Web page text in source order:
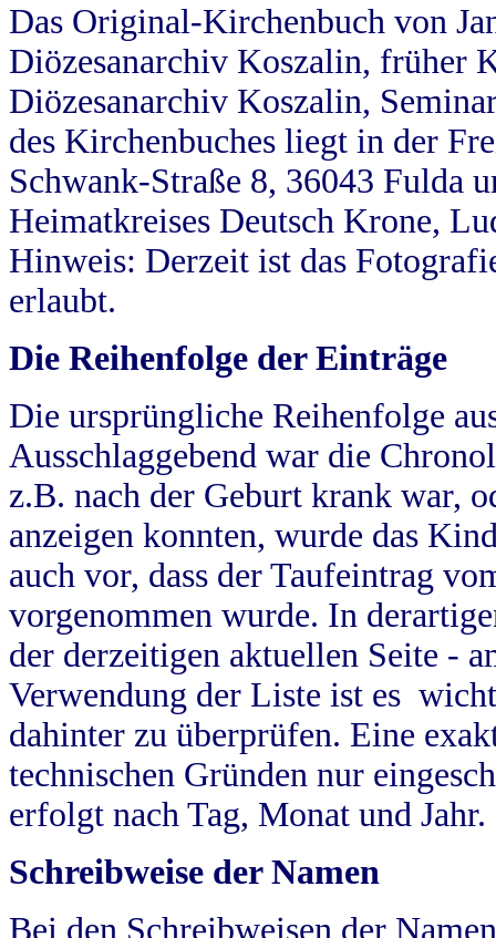
Das Original-Kirchenbuch von
Diözesanarchiv Koszalin, früher
Diözesanarchiv Koszalin,
des Kirchenbuches liegt in der
Schwank-Straße 8, 36043 Fulda
Heimatkreises Deutsch Krone,
Hinweis: Derzeit ist das
erlaubt.
Die Reihenfolge der Einträge
Die ursprüngliche Reihenfolge
Ausschlaggebend war die
z.B. nach der Geburt krank war,
anzeigen konnten, wurde das
auch vor, dass der Taufeintrag
vorgenommen wurde. In
der derzeitigen aktuellen Seite -
Verwendung der Liste ist es
dahinter zu überprüfen. Eine
technischen Gründen nur
erfolgt nach Tag, Monat und Jahr.
Schreibweise der Namen
Bei den Schreibweisen der